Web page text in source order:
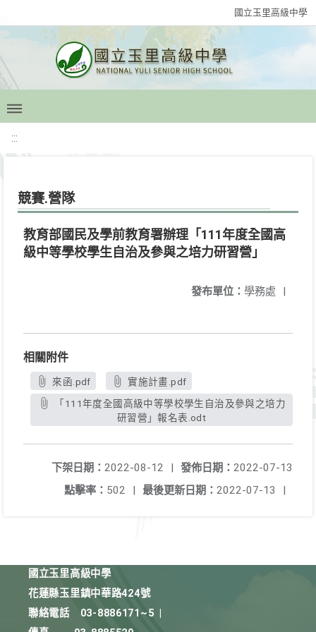
國立玉里高級中學
:::
競賽.營隊
教育部國民及學前教育署辦理「111年度全國高
級中等學校學生自治及參與之培力研習營」
發布單位： 學務處 |
相關附件
來函.pdf
實施計畫.pdf
研習營」報名表.odt
發佈日期： 2022-07-13
下架日期： 2022-08-12
|
最後更新日期： 2022-07-13 |
點擊率： 502 |
國立玉里高級中學
花蓮縣玉里鎮中華路424號
聯絡電話
03-8886171~5